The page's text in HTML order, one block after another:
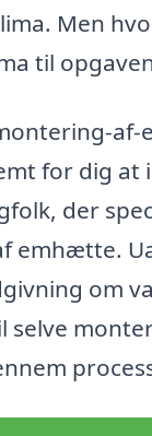
Men
til
for dig at
der
emhætte.
om
selve